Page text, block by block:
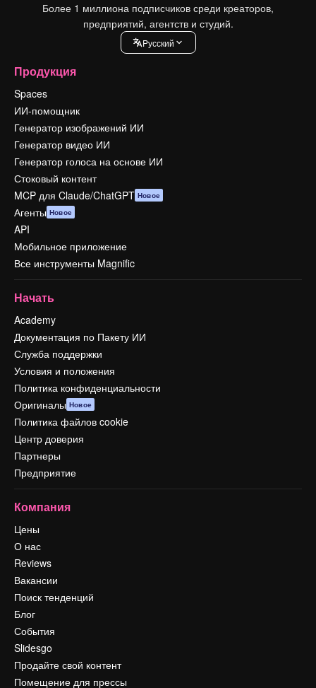
Более 1 миллиона подписчиков среди креаторов,
предприятий, агентств и студий.
Pусский
Продукция
Spaces
ИИ-помощник
Генератор изображений ИИ
Генератор видео ИИ
Генератор голоса на основе ИИ
Стоковый контент
MCP для Claude/ChatGPT Новое
Агенты Новое
API
Мобильное приложение
Все инструменты Magnific
Начать
Academy
Документация по Пакету ИИ
Служба поддержки
Условия и положения
Политика конфиденциальности
Оригиналы Новое
Политика файлов cookie
Центр доверия
Партнеры
Предприятие
Компания
Цены
О нас
Reviews
Вакансии
Поиск тенденций
Блог
События
Slidesgo
Продайте свой контент
Помещение для прессы